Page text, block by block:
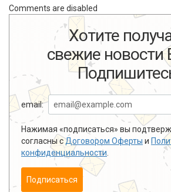
Comments are disabled
Хотите
свежие новости
email:
Нажимая «подписаться» вы
согласны сДоговором Оферты и
конфиденциальности
Подписаться